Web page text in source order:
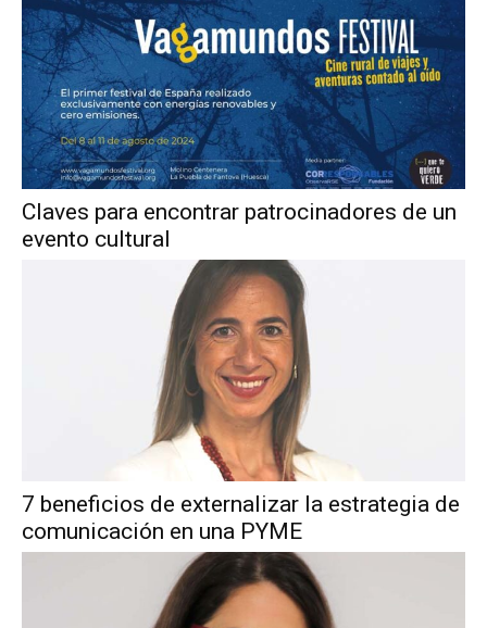
Claves para encontrar patrocinadores de un
evento cultural
7 beneficios de externalizar la estrategia de
comunicación en una PYME